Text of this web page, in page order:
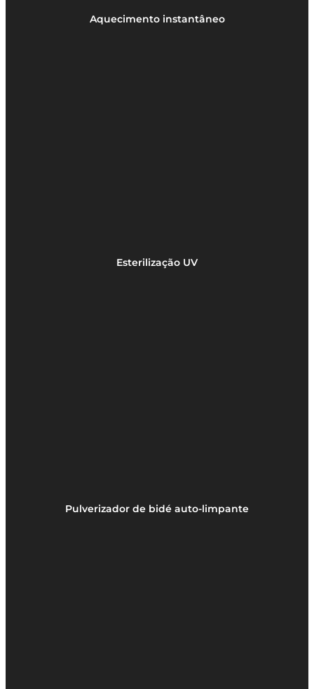
Aquecimento instantâneo
Esterilização UV
Pulverizador de bidé auto-limpante